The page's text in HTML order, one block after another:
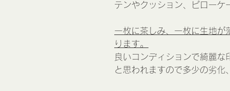
テンやクッション、ピローケ
一枚に茶しみ、一枚に生地が
ります。
良いコンディションで綺麗
と思われますので多少の劣化